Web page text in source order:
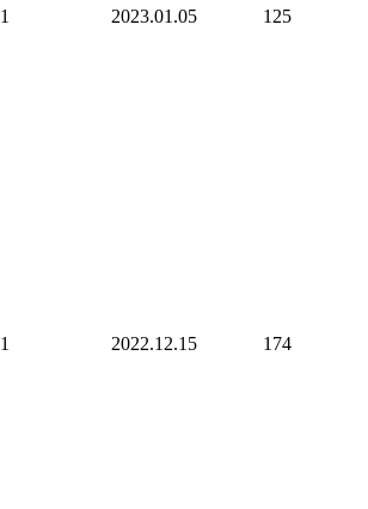
1 2023.01.05 125
1 2022.12.15 174